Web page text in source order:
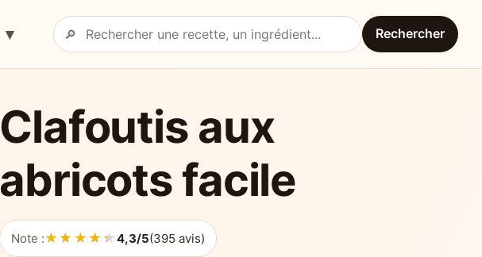
Rechercher une recette
🔎 Rechercher
Clafoutis aux
abricots facile
Note :★★★★★
★★★★★4,3/5(395 avis)